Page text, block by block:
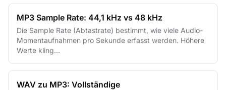
MP3 Sample Rate: 44,1 kHz vs 48 kHz
Die Sample Rate (Abtastrate) bestimmt, wie viele Audio-
Momentaufnahmen pro Sekunde erfasst werden. Höhere
Werte kling...
WAV zu MP3: Vollständige